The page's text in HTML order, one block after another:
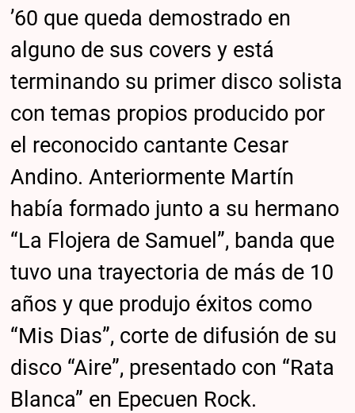
’60 que queda demostrado en
alguno de sus covers y está
terminando su primer disco solista
con temas propios producido por
el reconocido cantante Cesar
Andino. Anteriormente Martín
había formado junto a su hermano
“La Flojera de Samuel”, banda que
tuvo una trayectoria de más de 10
años y que produjo éxitos como
“Mis Dias”, corte de difusión de su
disco “Aire”, presentado con “Rata
Blanca” en Epecuen Rock.